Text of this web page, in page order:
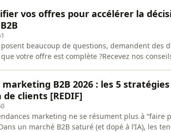
guide
vos offres pour accélérer la
posent beaucoup de questions, demandent des
votre offre est complète ?Recevez nos
marketing B2B, v
marketing B2B 2026 : les 5
clients [REDIF]
marketing ne se résument plus à “faire
un marché B2B saturé (et dopé à l’IA), les